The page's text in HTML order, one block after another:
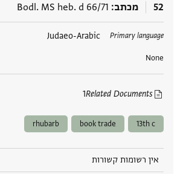
52 מכתב Bodl. MS heb. d 66/71
Primary language
Judaeo-Arabic
None
Related Documents
1
תגים
13th c
book trade
rhubarb
אין רשומות קשורות